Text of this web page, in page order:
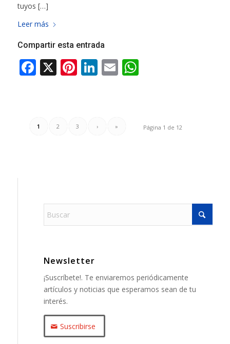
tuyos […]
Leer más
Compartir esta entrada
Página 1 de 12
1 2 3 › »
Newsletter
¡Suscríbete!. Te enviaremos periódicamente
artículos y noticias que esperamos sean de tu
interés.
Suscribirse